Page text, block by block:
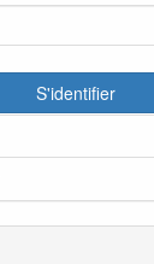
S'identifier